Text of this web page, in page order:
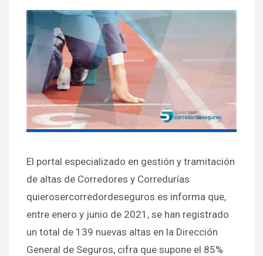
El portal especializado en gestión y tramitación
de altas de Corredores y Corredurías
quierosercorredordeseguros.es informa que,
entre enero y junio de 2021, se han registrado
un total de 139 nuevas altas en la Dirección
General de Seguros, cifra que supone el 85%